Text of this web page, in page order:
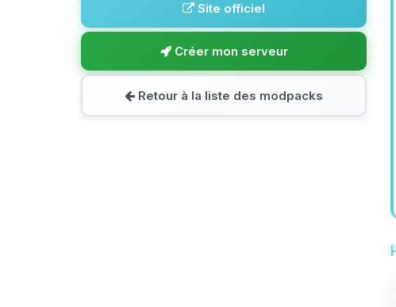
Site officiel
Créer mon serveur
Retour à la liste des modpacks